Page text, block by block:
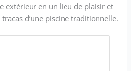
extérieur en un lieu de plaisir et
d’une piscine traditionnelle.